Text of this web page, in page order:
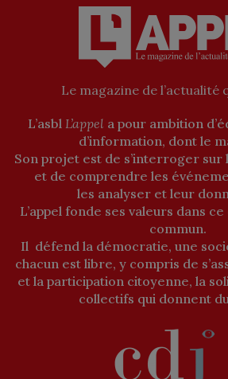
Le magazine de l’actualité
L’asbl L’appel a pour ambition
d’information, dont le
Son projet est de s’interroger sur
et de comprendre les
les analyser et leur
L’appel fonde ses valeurs dans
commun.
Il défend la démocratie, une
chacun est libre, y compris de
et la participation citoyenne, la
collectifs qui donnent